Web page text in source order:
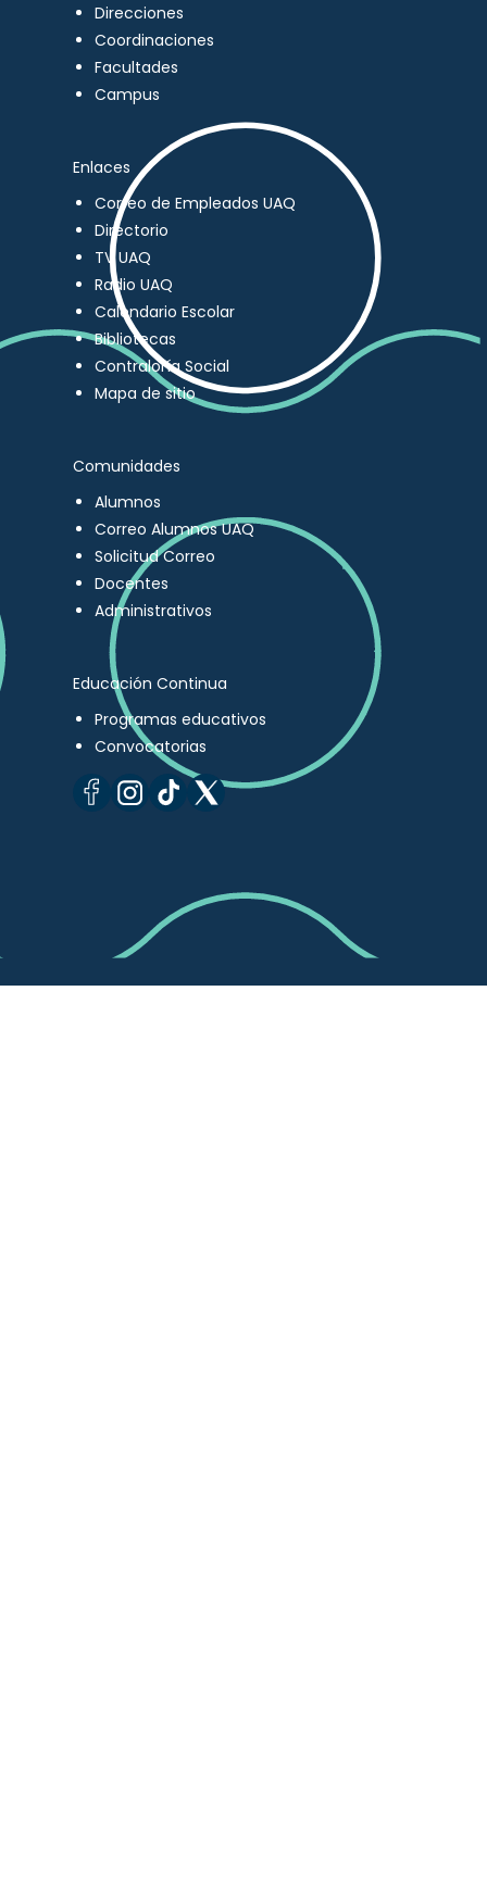
Direcciones
Coordinaciones
Facultades
Campus
Enlaces
Correo de Empleados UAQ
Directorio
TV UAQ
Radio UAQ
Calendario Escolar
Bibliotecas
Contraloría Social
Mapa de sitio
Comunidades
Alumnos
Correo Alumnos UAQ
Solicitud Correo
Docentes
Administrativos
Educación Continua
Programas educativos
Convocatorias